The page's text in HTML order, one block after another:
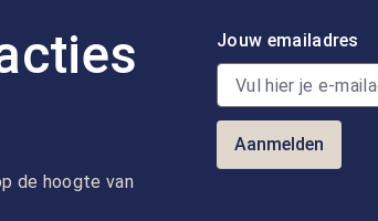
de hoogte van
Jouw emailadres
Aanmelden